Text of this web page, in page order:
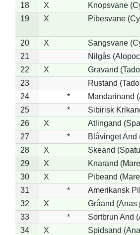
18
X
Knopsvane
19
X Pibesvane
20 X
Sangsvane
21
Nilgås
22
X
Gravand
23
Rustand
24
*
Mandarinand
25
*
Sibirisk
26
X
Atlingand
27
*
Blåvinget And
28
X
Skeand
29
X
Knarand
30
X
Pibeand
31
*
Amerikansk
32
X
Gråand (Anas
33
*
Sortbrun And
34
X
Spidsand